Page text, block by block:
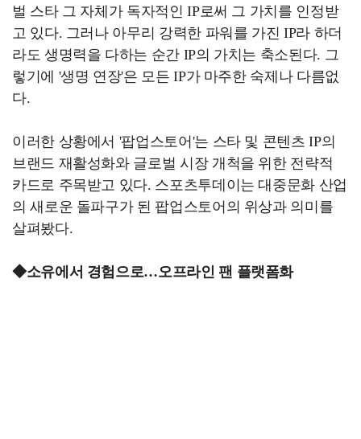
벌 스타 그 자체가 독자적인 IP로써 그 가치를 인정받
고 있다. 그러나 아무리 강력한 파워를 가진 IP라 하더
라도 생명력을 다하는 순간 IP의 가치는 축소된다. 그
렇기에 '생명 연장'은 모든 IP가 마주한 숙제나 다름없
다.
이러한 상황에서 '팝업스토어'는 스타 및 콘텐츠 IP의
브랜드 재활성화와 글로벌 시장 개척을 위한 전략적
카드로 주목받고 있다. 스포츠투데이는 대중문화 산업
의 새로운 돌파구가 된 팝업스토어의 위상과 의미를
살펴봤다.
◆소유에서 경험으로…오프라인 팬 플랫폼화